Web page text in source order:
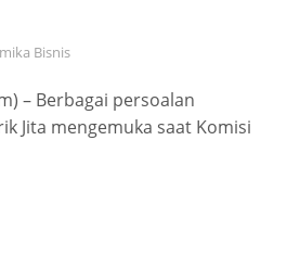
Bisnis
– Berbagai persoalan
Jita mengemuka saat Komisi